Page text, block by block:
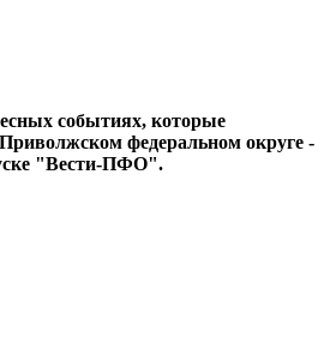
событиях, которые
федеральном округе -
"Вести-ПФО".